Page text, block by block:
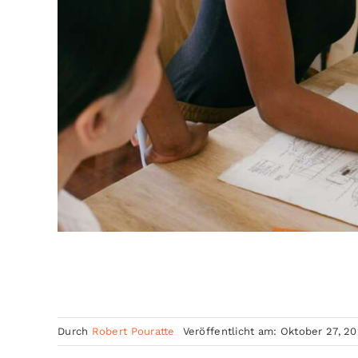
Durch Robert Pouratte Veröffentlicht am: Oktober 27,